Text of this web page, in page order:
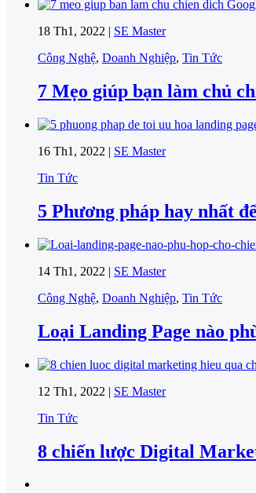
18 Th1, 2022 | SE Master
Công Nghệ, Doanh Nghiệp, Tin Tức
7 Mẹo giúp bạn làm chủ
16 Th1, 2022 | SE Master
Tin Tức
5 Phương pháp hay nhất
14 Th1, 2022 | SE Master
Công Nghệ, Doanh Nghiệp, Tin Tức
Loại Landing Page nào
12 Th1, 2022 | SE Master
Tin Tức
8 chiến lược Digital